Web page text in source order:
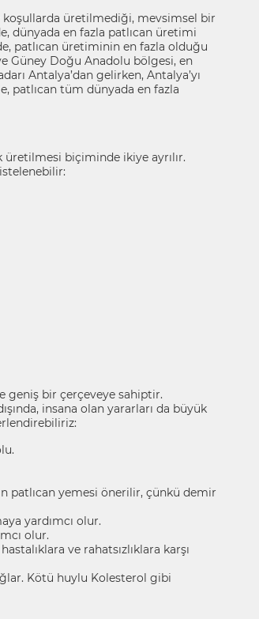
koşullarda üretilmediği, mevsimsel bir
dünyada en fazla patlıcan üretimi
patlıcan üretiminin en fazla olduğu
Güney Doğu Anadolu bölgesi, en
Antalya’dan gelirken, Antalya’yı
patlıcan tüm dünyada en fazla
biçiminde ikiye ayrılır.
geniş bir çerçeveye sahiptir.
insana olan yararları da büyük
patlıcan yemesi önerilir, çünkü demir
yardımcı olur.
olur.
ve rahatsızlıklara karşı
Kötü huylu Kolesterol gibi